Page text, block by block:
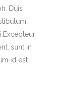
Duis
sunt in
id est